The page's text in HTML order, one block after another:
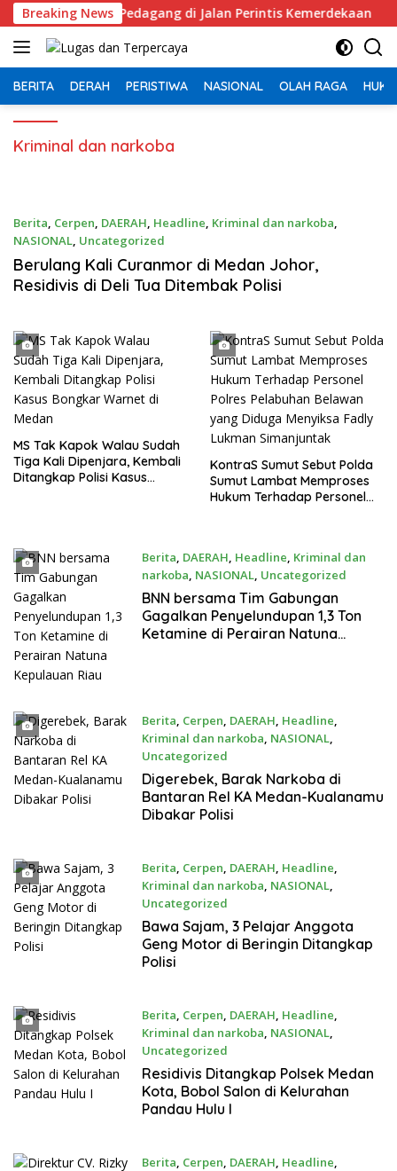
Langsung
ke
konten
Breaking News
Penataan Pedagang di Jalan Perintis Kemerdekaan
BERITA DERAH PERISTIWA NASIONAL OLAH RAGA
Kriminal dan narkoba
Berita, Cerpen, DAERAH, Headline, Kriminal dan narkoba,
NASIONAL, Uncategorized
Agustus 10, 2026
Berulang Kali Curanmor di Medan Johor,
Residivis di Deli Tua Ditembak Polisi
MS Tak Kapok Walau Sudah
Tiga Kali Dipenjara, Kembali
Ditangkap Polisi Kasus
KontraS Sumut Sebut Polda
Sumut Lambat Memproses
Hukum Terhadap Personel
Berita, DAERAH, Headline, Kriminal dan
narkoba, NASIONAL, Uncategorized
Agustus 9, 2026
BNN bersama Tim Gabungan
Gagalkan Penyelundupan 1,3 Ton
Ketamine di Perairan Natuna
Berita, Cerpen, DAERAH, Headline,
Kriminal dan narkoba, NASIONAL,
Uncategorized
Agustus 9, 2026
Digerebek, Barak Narkoba di
Bantaran Rel KA Medan-Kualanamu
Dibakar Polisi
Berita, Cerpen, DAERAH, Headline,
Kriminal dan narkoba, NASIONAL,
Uncategorized
Agustus 9, 2026
Bawa Sajam, 3 Pelajar Anggota
Geng Motor di Beringin Ditangkap
Polisi
Berita, Cerpen, DAERAH, Headline,
Kriminal dan narkoba, NASIONAL,
Uncategorized
Agustus 8, 2026
Residivis Ditangkap Polsek Medan
Kota, Bobol Salon di Kelurahan
Pandau Hulu I
Berita, Cerpen, DAERAH, Headline,